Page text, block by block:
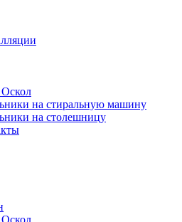
на стиральную машину
на столешницу